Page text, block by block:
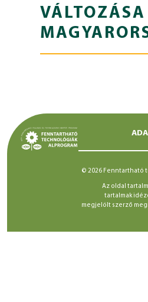
VÁLTOZÁSA
© 2026 Fenntartható
Az oldal
tartalmak
megjelölt szerző